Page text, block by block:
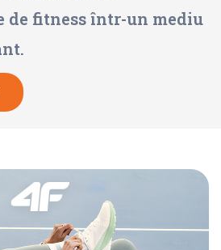
de fitness într-un mediu